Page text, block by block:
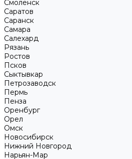
Смоленск
Саратов
Саранск
Самара
Салехард
Рязань
Ростов
Псков
Сыктывкар
Петрозаводск
Пермь
Пенза
Оренбург
Орел
Омск
Новосибирск
Нижний Новгород
Нарьян-Мар